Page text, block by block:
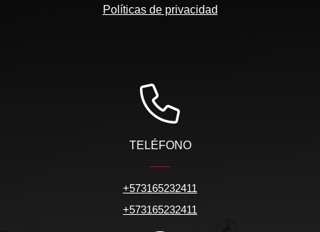
Políticas de privacidad
TELÉFONO
+573165232411
+573165232411